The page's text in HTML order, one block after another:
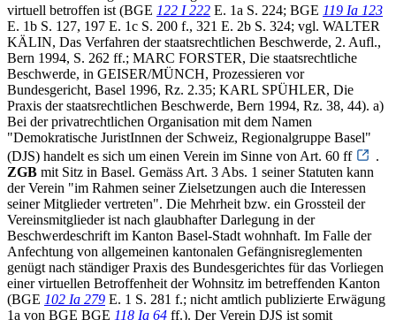
virtuell betroffen ist (BGE 122 I 222 E. 1a S. 224; BGE 119 Ia 123
E. 1b S. 127, 197 E. 1c S. 200 f., 321 E. 2b S. 324; vgl. WALTER
KÄLIN, Das Verfahren der staatsrechtlichen Beschwerde, 2. Aufl.,
Bern 1994, S. 262 ff.; MARC FORSTER, Die staatsrechtliche
Beschwerde, in GEISER/MÜNCH, Prozessieren vor
Bundesgericht, Basel 1996, Rz. 2.35; KARL SPÜHLER, Die
Praxis der staatsrechtlichen Beschwerde, Bern 1994, Rz. 38, 44). a)
Bei der privatrechtlichen Organisation mit dem Namen
"Demokratische JuristInnen der Schweiz, Regionalgruppe Basel"
(DJS) handelt es sich um einen Verein im Sinne von Art. 60 ff
.
ZGB mit Sitz in Basel. Gemäss Art. 3 Abs. 1 seiner Statuten kann
der Verein "im Rahmen seiner Zielsetzungen auch die Interessen
seiner Mitglieder vertreten". Die Mehrheit bzw. ein Grossteil der
Vereinsmitglieder ist nach glaubhafter Darlegung in der
Beschwerdeschrift im Kanton Basel-Stadt wohnhaft. Im Falle der
Anfechtung von allgemeinen kantonalen Gefängnisreglementen
genügt nach ständiger Praxis des Bundesgerichtes für das Vorliegen
einer virtuellen Betroffenheit der Wohnsitz im betreffenden Kanton
(BGE 102 Ia 279 E. 1 S. 281 f.; nicht amtlich publizierte Erwägung
1a von BGE BGE 118 Ia 64 ff.). Der Verein DJS ist somit